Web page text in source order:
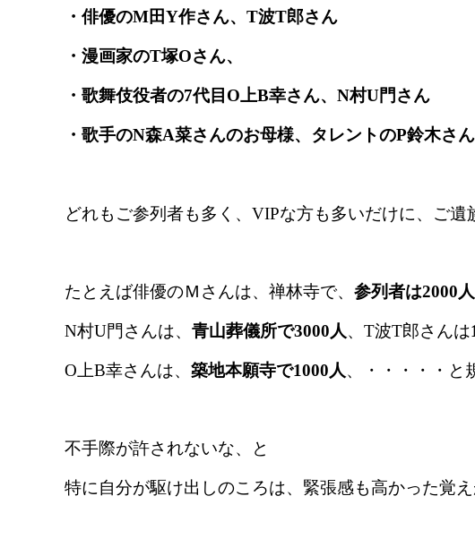
・俳優のM田Y作さん、T波T郎さん
・漫画家のT塚Oさん、
・歌舞伎役者の7代目O上B幸さん、N村U門さん
・歌手のN森A菜さんのお母様、タレントのP鈴木さ
どれもご参列者も多く、VIPな方も多いだけに、ご遺
たとえば俳優のＭさんは、禅林寺で、 参列者は2000人
N村U門さんは、 青山葬儀所で3000人 、T波T郎さんは
O上B幸さんは、 築地本願寺で1000人 、・・・・・と
不手際が許されないな、と
特に自分が駆け出しのころは、緊張感も高かった覚え